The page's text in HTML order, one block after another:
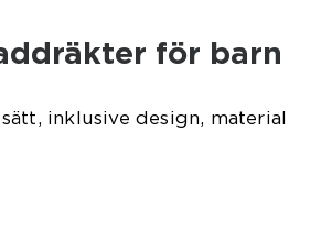
för barn
inklusive design, material